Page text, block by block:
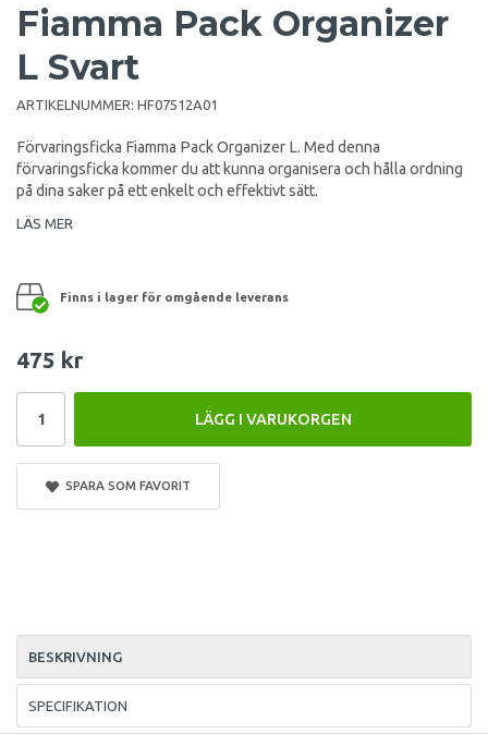
Fiamma Pack Organizer
L Svart
ARTIKELNUMMER: HF07512A01
Förvaringsficka Fiamma Pack Organizer L. Med denna
förvaringsficka kommer du att kunna organisera och hålla ordning
på dina saker på ett enkelt och effektivt sätt.
LÄS MER
Finns i lager för omgående leverans
475 kr
LÄGG I VARUKORGEN
SPARA SOM FAVORIT
BESKRIVNING
SPECIFIKATION